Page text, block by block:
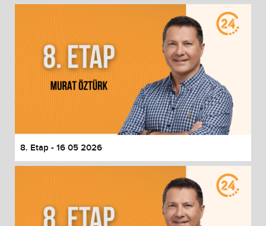
8. Etap - 16 05 2026